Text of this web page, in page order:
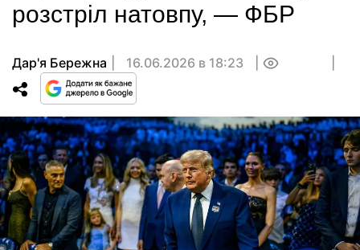
розстріл натовпу, — ФБР
Дар'я Бережна 16.06.2026 в 18:23